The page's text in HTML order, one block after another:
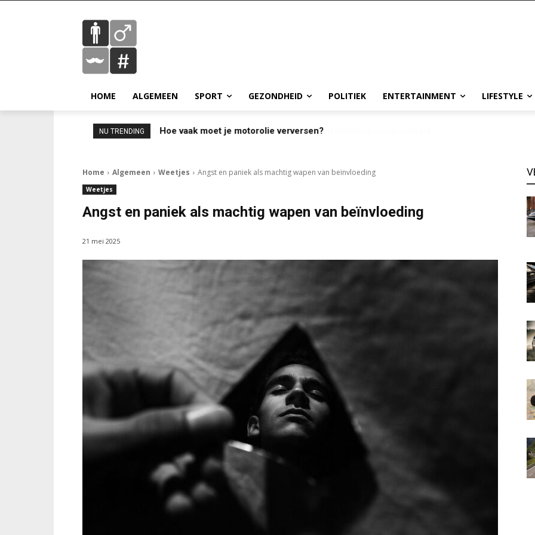
HOME ALGEMEEN SPORT GEZONDHEID POLITIEK ENTERTAINMENT LIFESTYLE
NU TRENDING Hoe vaak moet je motorolie verversen?
Home Algemeen Weetjes Angst en paniek als machtig wapen van beïnvloeding
Weetjes
Angst en paniek als machtig wapen van beïnvloeding
21 mei 2025